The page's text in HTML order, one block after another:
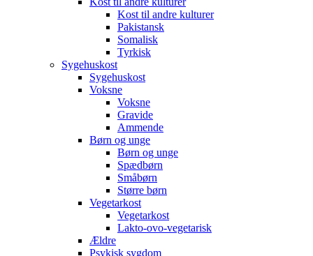
Kost til andre kulturer
Pakistansk
Somalisk
Tyrkisk
Sygehuskost
Sygehuskost
Voksne
Voksne
Gravide
Ammende
Børn og unge
Børn og unge
Spædbørn
Småbørn
Større børn
Vegetarkost
Vegetarkost
Lakto-ovo-vegetarisk
Ældre
Psykisk sygdom